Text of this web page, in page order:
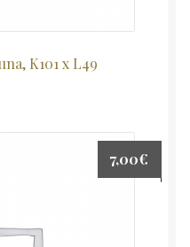
K101 x L49
7,00€